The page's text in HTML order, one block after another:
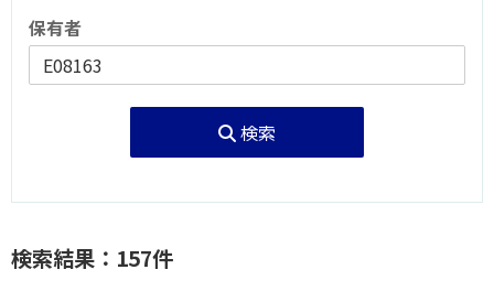
保有者
検索
検索結果：157件